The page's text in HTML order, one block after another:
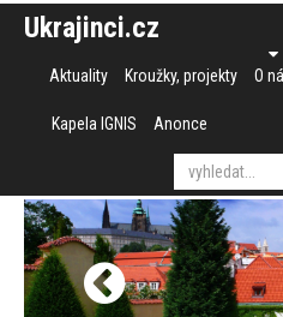
Ukrajinci.cz
Aktuality Kroužky, projekty O
Kapela IGNIS Anonce